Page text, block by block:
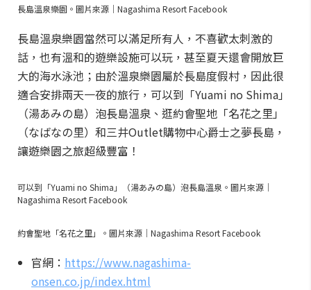
長島溫泉樂園。圖片來源｜Nagashima Resort Facebook
長島溫泉樂園當然可以滿足所有人，不喜歡太刺激的
話，也有溫和的遊樂設施可以玩，甚至夏天還會開放巨
大的海水泳池；由於溫泉樂園屬於長島度假村，因此很
適合安排兩天一夜的旅行，可以到「Yuami no Shima」
（湯あみの島）泡長島溫泉、逛約會聖地「名花之里」
（なばなの里）和三井Outlet購物中心爵士之夢長島，
讓遊樂園之旅超級豐富！
可以到「Yuami no Shima」（湯あみの島）泡長島溫泉。圖片來源｜
Nagashima Resort Facebook
約會聖地「名花之里」。圖片來源｜Nagashima Resort Facebook
官網： https://www.nagashima-
onsen.co.jp/index.html